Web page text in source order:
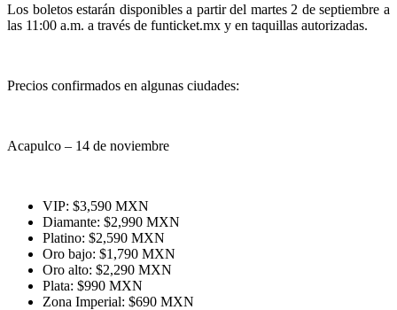
Los boletos estarán disponibles a partir del martes 2 de septiembre a
las 11:00 a.m. a través de funticket.mx y en taquillas autorizadas.
Precios confirmados en algunas ciudades:
Acapulco – 14 de noviembre
VIP: $3,590 MXN
Diamante: $2,990 MXN
Platino: $2,590 MXN
Oro bajo: $1,790 MXN
Oro alto: $2,290 MXN
Plata: $990 MXN
Zona Imperial: $690 MXN